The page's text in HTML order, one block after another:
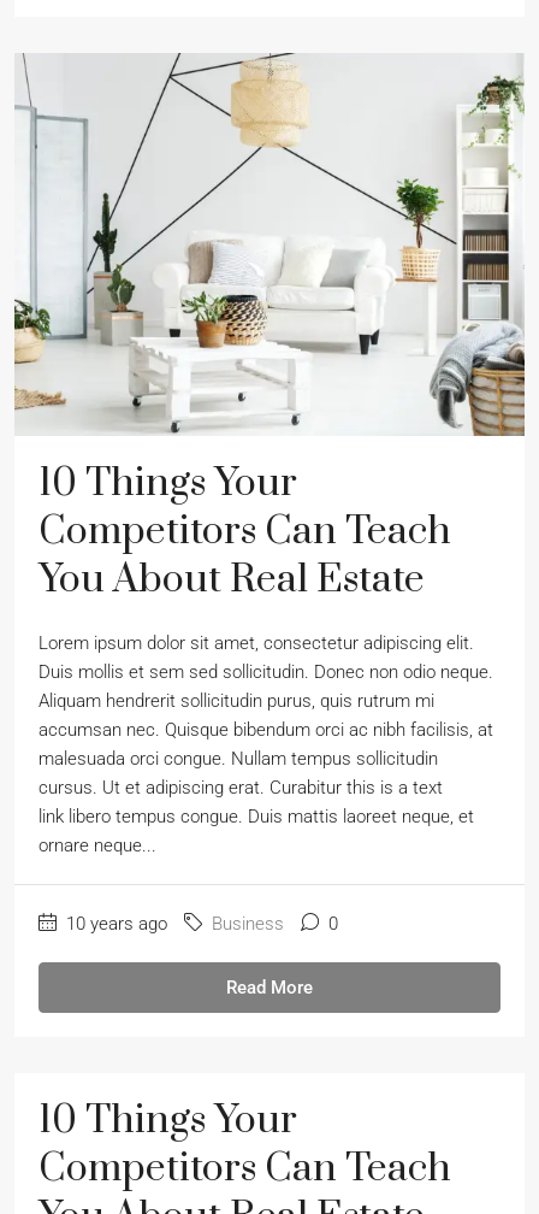
10 Things Your
Competitors Can Teach
You About Real Estate
Lorem ipsum dolor sit amet, consectetur adipiscing elit.
Duis mollis et sem sed sollicitudin. Donec non odio neque.
Aliquam hendrerit sollicitudin purus, quis rutrum mi
accumsan nec. Quisque bibendum orci ac nibh facilisis, at
malesuada orci congue. Nullam tempus sollicitudin
cursus. Ut et adipiscing erat. Curabitur this is a text
link libero tempus congue. Duis mattis laoreet neque, et
ornare neque...
10 years ago Business 0
Read More
10 Things Your
Competitors Can Teach